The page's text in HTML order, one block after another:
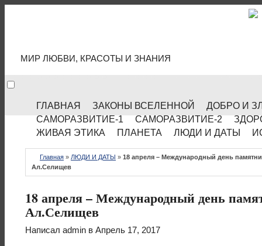
МИР ЛЮБВИ, КРАСОТЫ И ЗНАНИЯ
ГЛАВНАЯ ЗАКОНЫ ВСЕЛЕННОЙ
ДОБРО И
САМОРАЗВИТИЕ-1
САМОРАЗВИТИЕ-2
ЖИВАЯ ЭТИКА
ПЛАНЕТА ЛЮДИ И ДАТЫ
Главная » ЛЮДИ И ДАТЫ » 18 апреля – Международный день
Ал.Селищев
18 апреля – Международный день
Ал.Селищев
Написал admin в Апрель 17, 2017